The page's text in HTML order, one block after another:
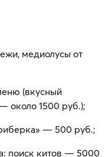
медиолусы от
(вкусный
около 1500 руб.);
— 500 руб.;
поиск китов — 5000